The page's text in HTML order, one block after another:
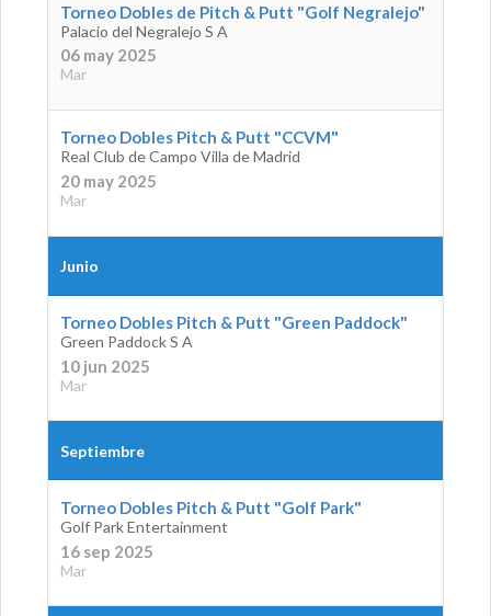
Torneo Dobles de Pitch & Putt "Golf Negralejo"
Palacio del Negralejo S A
06 may 2025
Mar
Torneo Dobles Pitch & Putt "CCVM"
Real Club de Campo Villa de Madrid
20 may 2025
Mar
Junio
Torneo Dobles Pitch & Putt "Green Paddock"
Green Paddock S A
10 jun 2025
Mar
Septiembre
Torneo Dobles Pitch & Putt "Golf Park"
Golf Park Entertainment
16 sep 2025
Mar